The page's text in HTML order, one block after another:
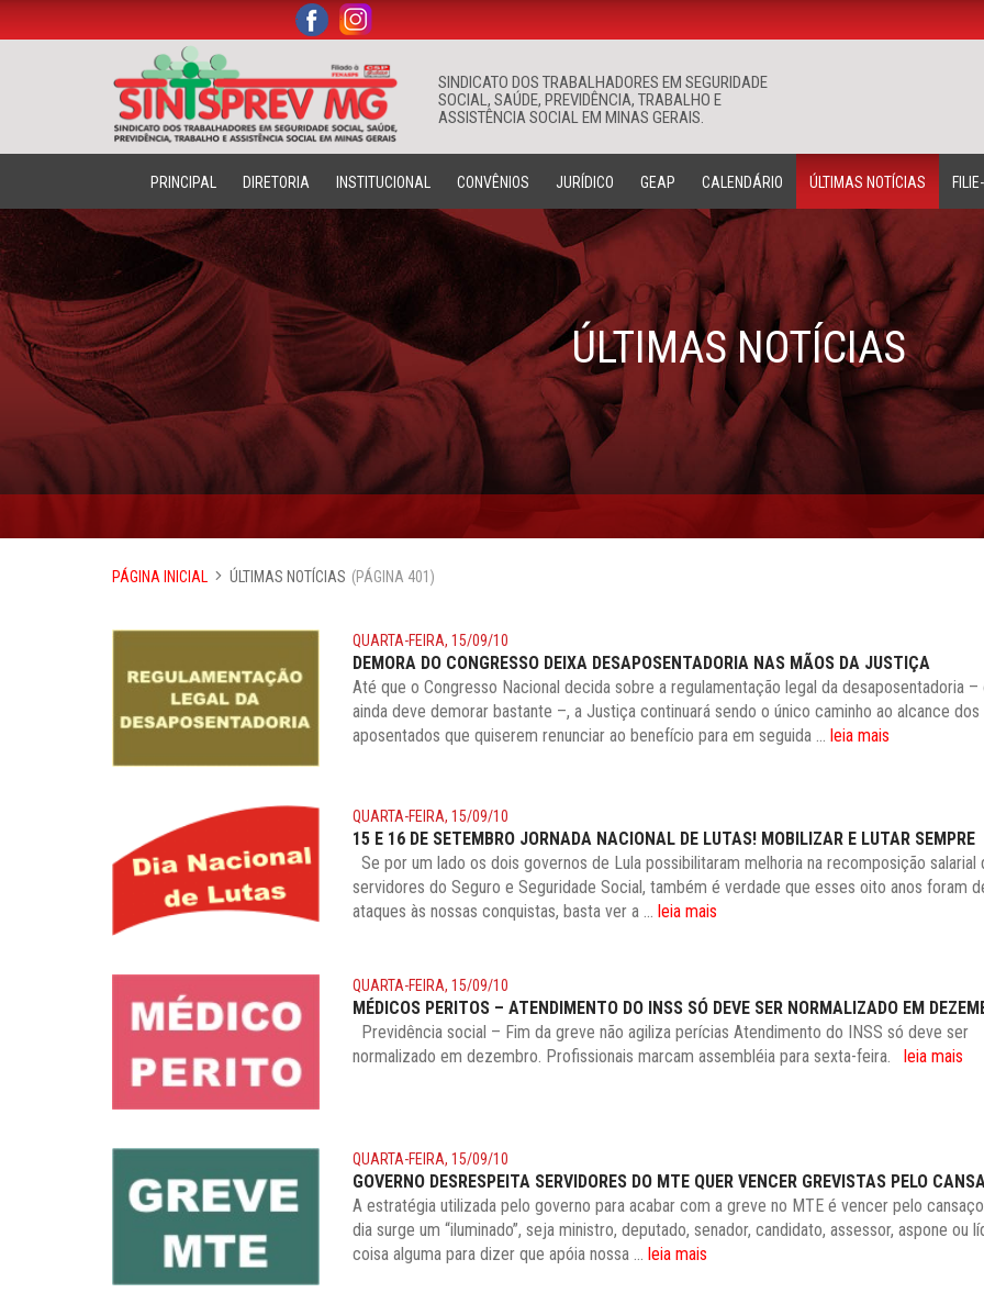
SINDICATO DOS TRABALHADORES EM SEGURIDADE
SOCIAL, SAÚDE, PREVIDÊNCIA, TRABALHO E
ASSISTÊNCIA SOCIAL EM MINAS GERAIS.
Buscar
. .
PRINCIPAL DIRETORIA INSTITUCIONAL CONVÊNIOS JURÍDICO GEAP CALENDÁRIO ÚLTIMAS NOTÍCIAS
ÚLTIMAS NOTÍCIAS
PÁGINA INICIAL ÚLTIMAS NOTÍCIAS (PÁGINA 401)
QUARTA-FEIRA, 15/09/10
DEMORA DO CONGRESSO DEIXA DESAPOSENTADORIA NAS MÃOS DA JUSTIÇA
Até que o Congresso Nacional decida sobre a regulamentação legal da desaposentadoria –
ainda deve demorar bastante –, a Justiça continuará sendo o único caminho ao alcance dos
aposentados que quiserem renunciar ao benefício para em seguida ...leia mais
QUARTA-FEIRA, 15/09/10
15 E 16 DE SETEMBRO JORNADA NACIONAL DE LUTAS! MOBILIZAR E LUTAR SEMPRE
Se por um lado os dois governos de Lula possibilitaram melhoria na recomposição salarial
servidores do Seguro e Seguridade Social, também é verdade que esses oito anos foram
ataques às nossas conquistas, basta ver a ... leia mais
QUARTA-FEIRA, 15/09/10
MÉDICOS PERITOS – ATENDIMENTO DO INSS SÓ DEVE SER NORMALIZADO EM
Previdência social – Fim da greve não agiliza perícias Atendimento do INSS só deve ser
normalizado em dezembro. Profissionais marcam assembléia para sexta-feira.leia mais
QUARTA-FEIRA, 15/09/10
GOVERNO DESRESPEITA SERVIDORES DO MTE QUER VENCER GREVISTAS PELO
A estratégia utilizada pelo governo para acabar com a greve no MTE é vencer pelo
dia surge um “iluminado”, seja ministro, deputado, senador, candidato, assessor, aspone ou
coisa alguma para dizer que apóia nossa ...leia mais